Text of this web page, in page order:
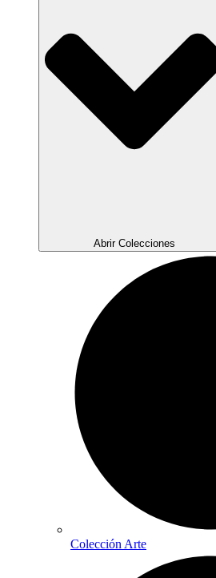
Abrir Colecciones
Colección Arte